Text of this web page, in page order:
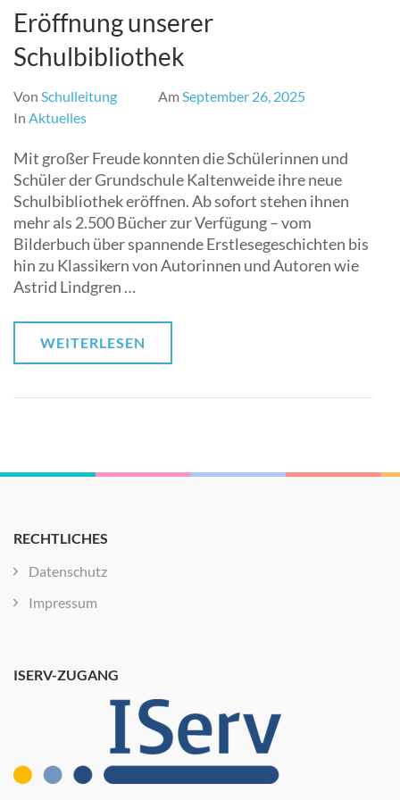
Eröffnung unserer
Schulbibliothek
Von Schulleitung Am September 26, 2025
In Aktuelles
Mit großer Freude konnten die Schülerinnen und
Schüler der Grundschule Kaltenweide ihre neue
Schulbibliothek eröffnen. Ab sofort stehen ihnen
mehr als 2.500 Bücher zur Verfügung – vom
Bilderbuch über spannende Erstlesegeschichten bis
hin zu Klassikern von Autorinnen und Autoren wie
Astrid Lindgren …
WEITERLESEN
RECHTLICHES
Datenschutz
Impressum
ISERV-ZUGANG